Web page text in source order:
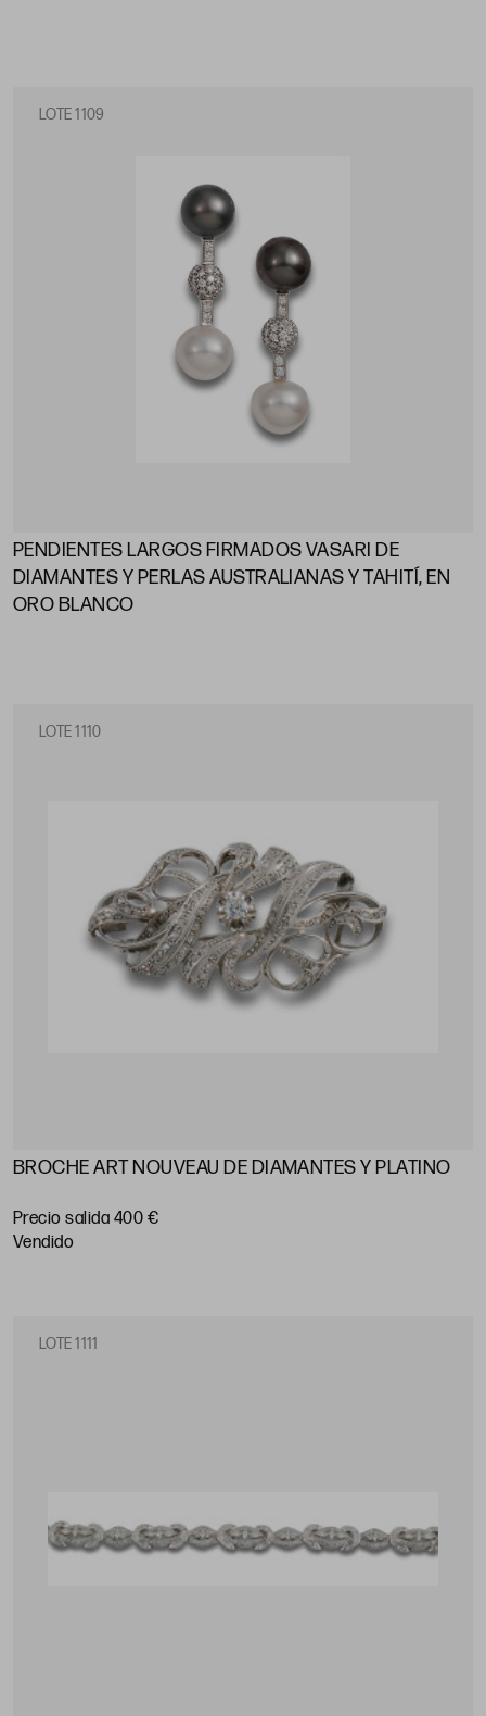
LOTE 1109
PENDIENTES LARGOS FIRMADOS VASARI DE
DIAMANTES Y PERLAS AUSTRALIANAS Y TAHITÍ, EN
ORO BLANCO
LOTE 1110
BROCHE ART NOUVEAU DE DIAMANTES Y PLATINO
Precio salida 400 €
vendido
LOTE 1111